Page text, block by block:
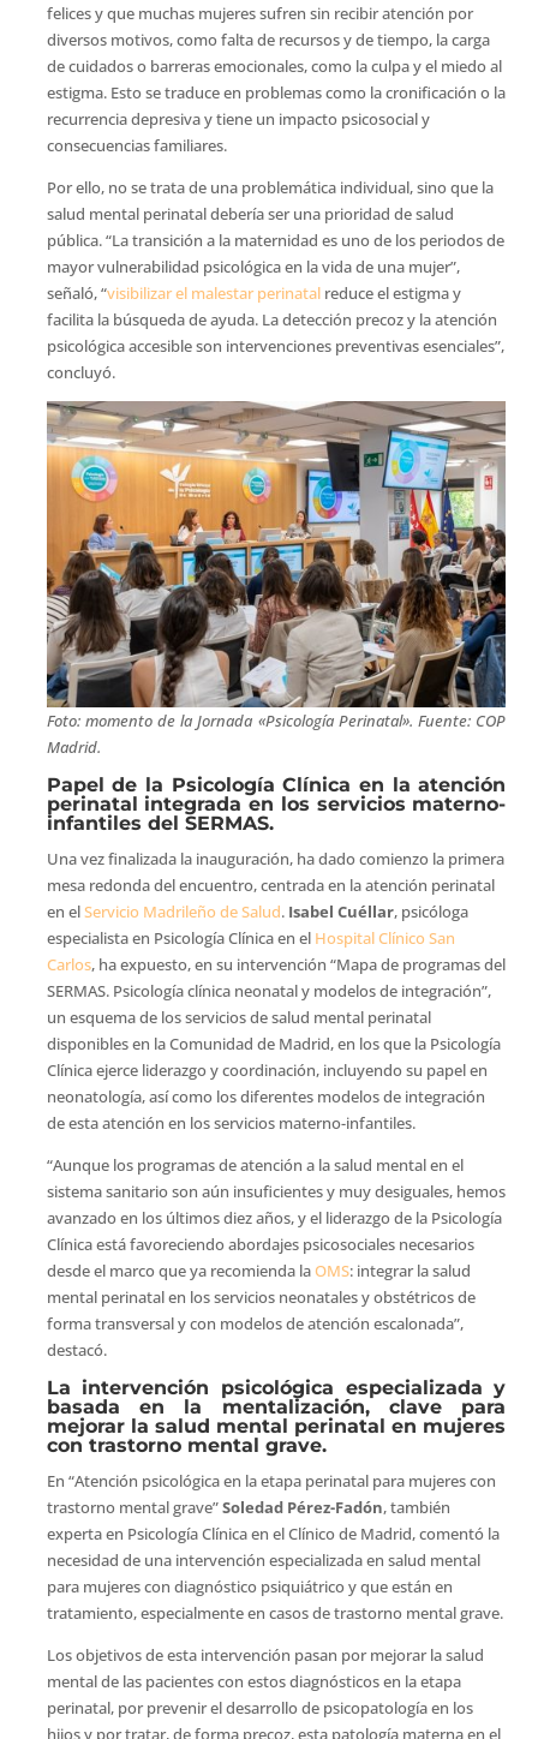
felices y que muchas mujeres sufren sin recibir atención por
diversos motivos, como falta de recursos y de tiempo, la carga
de cuidados o barreras emocionales, como la culpa y el miedo al
estigma. Esto se traduce en problemas como la cronificación o la
recurrencia depresiva y tiene un impacto psicosocial y
consecuencias familiares.
Por ello, no se trata de una problemática individual, sino que la
salud mental perinatal debería ser una prioridad de salud
pública. “La transición a la maternidad es uno de los periodos de
mayor vulnerabilidad psicológica en la vida de una mujer”,
señaló, “visibilizar el malestar perinatalreduce el estigma y
facilita la búsqueda de ayuda. La detección precoz y la atención
psicológica accesible son intervenciones preventivas esenciales”,
concluyó.
Foto: momento de la Jornada «Psicología Perinatal». Fuente: COP
Madrid.
Papel de la Psicología Clínica en la atención
perinatal integrada en los servicios materno-
infantiles del SERMAS.
Una vez finalizada la inauguración, ha dado comienzo la primera
mesa redonda del encuentro, centrada en la atención perinatal
en elServicio Madrileño de Salud. Isabel Cuéllar, psicóloga
especialista en Psicología Clínica en el Hospital Clínico San
Carlos, ha expuesto, en su intervención “Mapa de programas del
SERMAS. Psicología clínica neonatal y modelos de integración”,
un esquema de los servicios de salud mental perinatal
disponibles en la Comunidad de Madrid, en los que la Psicología
Clínica ejerce liderazgo y coordinación, incluyendo su papel en
neonatología, así como los diferentes modelos de integración
de esta atención en los servicios materno-infantiles.
“Aunque los programas de atención a la salud mental en el
sistema sanitario son aún insuficientes y muy desiguales, hemos
avanzado en los últimos diez años, y el liderazgo de la Psicología
Clínica está favoreciendo abordajes psicosociales necesarios
desde el marco que ya recomienda laOMS: integrar la salud
mental perinatal en los servicios neonatales y obstétricos de
forma transversal y con modelos de atención escalonada”,
destacó.
La intervención psicológica especializada y
basada en la mentalización, clave para
mejorar la salud mental perinatal en mujeres
con trastorno mental grave.
En “Atención psicológica en la etapa perinatal para mujeres con
trastorno mental grave”Soledad Pérez-Fadón, también
experta en Psicología Clínica en el Clínico de Madrid, comentó la
necesidad de una intervención especializada en salud mental
para mujeres con diagnóstico psiquiátrico y que están en
tratamiento, especialmente en casos de trastorno mental grave.
Los objetivos de esta intervención pasan por mejorar la salud
mental de las pacientes con estos diagnósticos en la etapa
perinatal, por prevenir el desarrollo de psicopatología en los
hijos y por tratar, de forma precoz, esta patología materna en el